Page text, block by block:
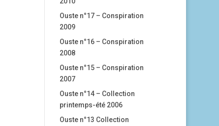
Ouste n°17 – Conspiration
2009
Ouste n°16 – Conspiration
2008
Ouste n°15 – Conspiration
2007
Ouste n°14 – Collection
printemps-été 2006
Ouste n°13 Collection